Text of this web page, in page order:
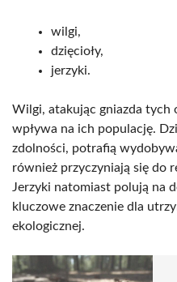
wilgi,
dzięcioły,
jerzyki.
Wilgi, atakując gniazda tych
wpływa na ich populację.
zdolności, potrafią
również przyczyniają się do
Jerzyki natomiast polują na
kluczowe znaczenie dla
ekologicznej.